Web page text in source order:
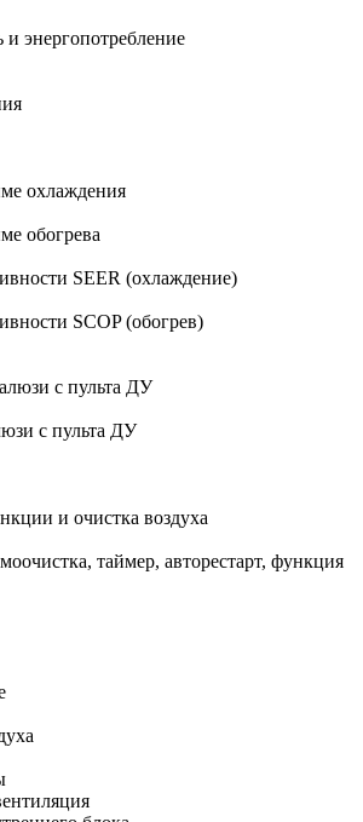
и энергопотребление
охлаждения
обогрева
SEER (охлаждение)
SCOP (обогрев)
с пульта ДУ
с пульта ДУ
и очистка воздуха
таймер, авторестарт, функция